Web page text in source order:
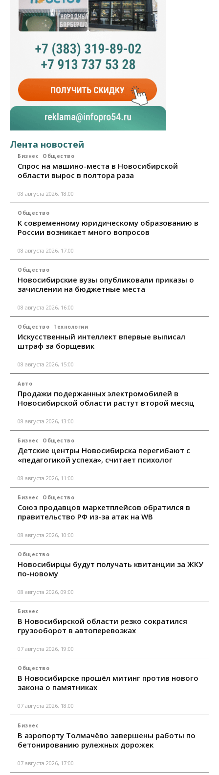
Лента новостей
Бизнес Общество
Спрос на машино-места в Новосибирской
области вырос в полтора раза
08 августа 2026, 18:00
Общество
К современному юридическому образованию в
России возникает много вопросов
08 августа 2026, 17:00
Общество
Новосибирские вузы опубликовали приказы о
зачислении на бюджетные места
08 августа 2026, 16:00
Общество Технологии
Искусственный интеллект впервые выписал
штраф за борщевик
08 августа 2026, 15:00
Авто
Продажи подержанных электромобилей в
Новосибирской области растут второй месяц
08 августа 2026, 13:00
Бизнес Общество
Детские центры Новосибирска перегибают с
«педагогикой успеха», считает психолог
08 августа 2026, 11:00
Бизнес Общество
Союз продавцов маркетплейсов обратился в
правительство РФ из-за атак на WB
08 августа 2026, 10:00
Общество
Новосибирцы будут получать квитанции за ЖКУ
по-новому
08 августа 2026, 09:00
Бизнес
В Новосибирской области резко сократился
грузооборот в автоперевозках
07 августа 2026, 19:00
Общество
В Новосибирске прошёл митинг против нового
закона о памятниках
07 августа 2026, 18:00
Бизнес
В аэропорту Толмачёво завершены работы по
бетонированию рулежных дорожек
07 августа 2026, 17:00